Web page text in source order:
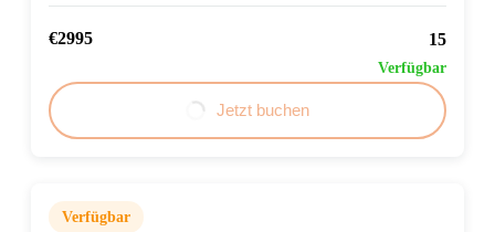
€2995 15
Verfügbar
Jetzt buchen
Verfügbar